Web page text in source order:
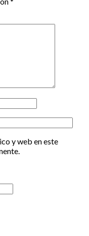
y web en este